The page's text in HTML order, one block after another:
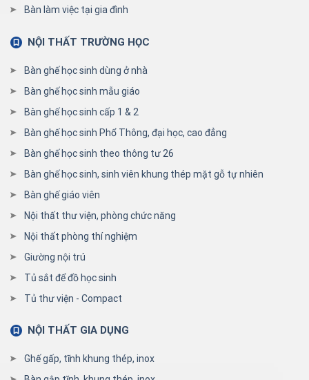
Bàn làm việc tại gia đình
NỘI THẤT TRƯỜNG HỌC
Bàn ghế học sinh dùng ở nhà
Bàn ghế học sinh mẫu giáo
Bàn ghế học sinh cấp 1 & 2
Bàn ghế học sinh Phổ Thông, đại học, cao đẳng
Bàn ghế học sinh theo thông tư 26
Bàn ghế học sinh, sinh viên khung thép mặt gỗ tự nhiên
Bàn ghế giáo viên
Nội thất thư viện, phòng chức năng
Nội thất phòng thí nghiệm
Giường nội trú
Tủ sắt để đồ học sinh
Tủ thư viện - Compact
NỘI THẤT GIA DỤNG
Ghế gấp, tĩnh khung thép, inox